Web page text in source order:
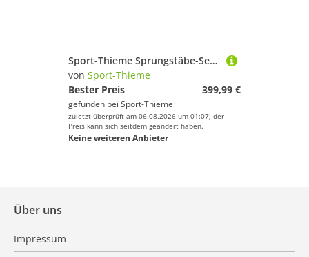
Sport-Thieme Sprungstäbe-Set "Kids", 5 Sprungstäbe
von Sport-Thieme
Bester Preis
399,99 €
gefunden bei Sport-Thieme
zuletzt überprüft am 06.08.2026 um 01:07; der
Preis kann sich seitdem geändert haben.
Keine weiteren Anbieter
Über uns
Impressum